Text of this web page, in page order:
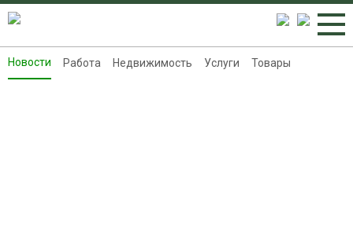
Новости
Новости Работа Недвижимость Услуги Товары